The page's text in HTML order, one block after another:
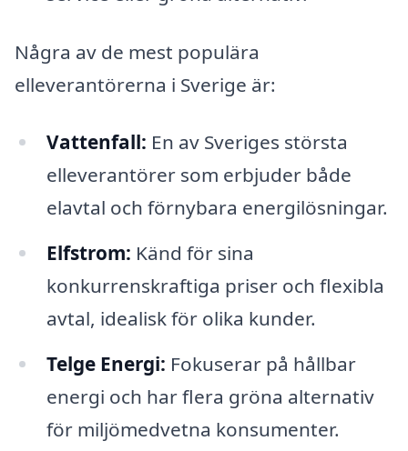
Några av de mest populära
elleverantörerna i Sverige är:
Vattenfall: En av Sveriges största
elleverantörer som erbjuder både
elavtal och förnybara energilösningar.
Elfstrom: Känd för sina
konkurrenskraftiga priser och flexibla
avtal, idealisk för olika kunder.
Telge Energi: Fokuserar på hållbar
energi och har flera gröna alternativ
för miljömedvetna konsumenter.